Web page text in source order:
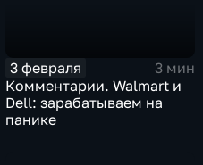
3 февраля
3 мин
Комментарии. Walmart и
Dell: зарабатываем на
панике